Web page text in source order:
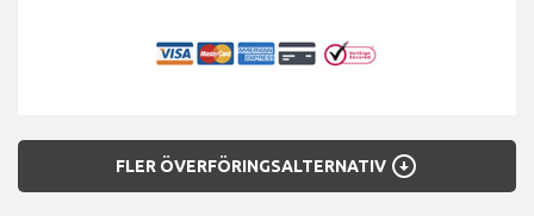
FLER ÖVERFÖRINGSALTERNATIV arrow_circle_down